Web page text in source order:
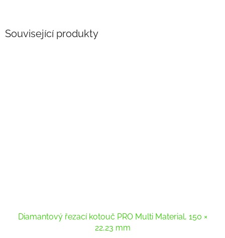
Související produkty
Diamantový řezací kotouč PRO Multi Material, 150 ×
22,23 mm